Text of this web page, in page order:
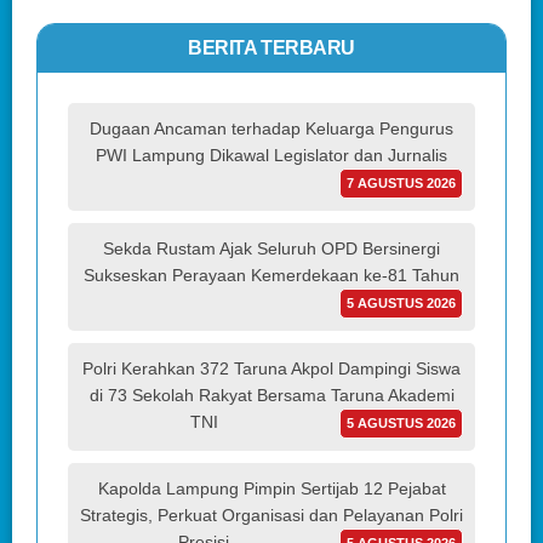
BERITA TERBARU
Dugaan Ancaman terhadap Keluarga Pengurus
PWI Lampung Dikawal Legislator dan Jurnalis
7 AGUSTUS 2026
Sekda Rustam Ajak Seluruh OPD Bersinergi
Sukseskan Perayaan Kemerdekaan ke-81 Tahun
5 AGUSTUS 2026
Polri Kerahkan 372 Taruna Akpol Dampingi Siswa
di 73 Sekolah Rakyat Bersama Taruna Akademi
TNI
5 AGUSTUS 2026
Kapolda Lampung Pimpin Sertijab 12 Pejabat
Strategis, Perkuat Organisasi dan Pelayanan Polri